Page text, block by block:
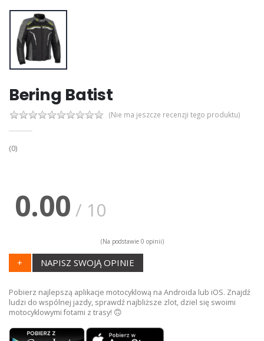
Bering Batist
(Nie ma jeszcze recenzji tego produktu)
(0)
0.00 / 10
(Na podstawie 0 opinii)
+ NAPISZ SWOJĄ OPINIE
Pobierz najlepszą aplikacje motocyklową na Androida lub iOS. Znajdź
ludzi do wspólnej jazdy, sprawdź najbliższe zlot, dziel się swoimi
motocyklowymi fotami z trasy! 🙃